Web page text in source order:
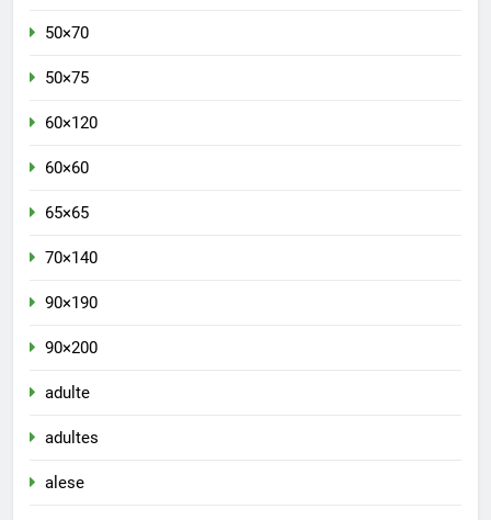
50×70
50×75
60×120
60×60
65×65
70×140
90×190
90×200
adulte
adultes
alese